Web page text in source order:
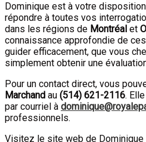
Dominique est à votre
répondre à toutes vos
dans les régions de Montréal et
connaissance approfondie de
guider efficacement, que vous
simplement obtenir une
Pour un contact direct, vous
Marchand au (514) 621-2116.
par courriel à
professionnels.
Visitez le site web de